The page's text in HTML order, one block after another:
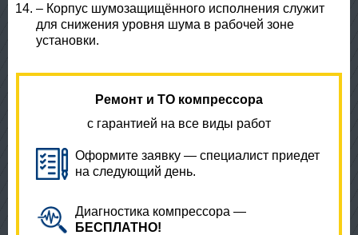
– Корпус шумозащищённого исполнения служит
для снижения уровня шума в рабочей зоне
установки.
Ремонт и ТО компрессора
с гарантией на все виды работ
Оформите заявку — специалист приедет
на следующий день.
Диагностика компрессора —
БЕСПЛАТНО!